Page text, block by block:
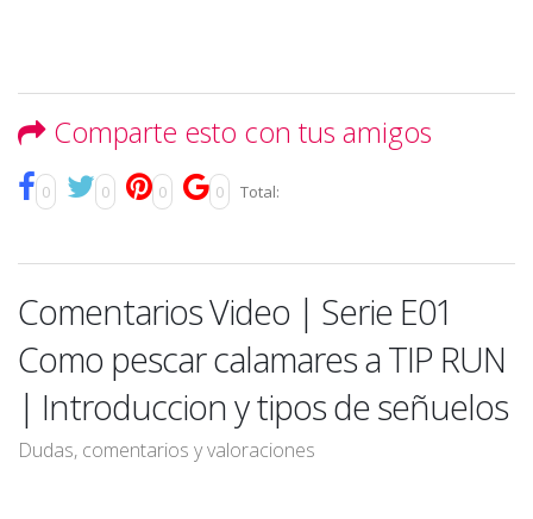
Comparte esto con tus amigos
0 0 0 0 Total:
Comentarios Video | Serie E01
Como pescar calamares a TIP RUN
| Introduccion y tipos de señuelos
Dudas, comentarios y valoraciones